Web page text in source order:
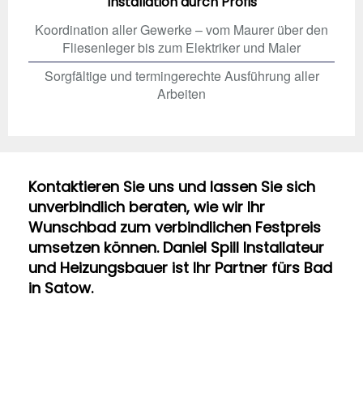
Koordination aller Gewerke – vom Maurer über den
Fliesenleger bis zum Elektriker und Maler
Sorgfältige und termingerechte Ausführung aller
Arbeiten
Kontaktieren Sie uns und lassen Sie sich
unverbindlich beraten, wie wir Ihr
Wunschbad zum verbindlichen Festpreis
umsetzen können. Daniel Spill Installateur
und Heizungsbauer ist Ihr Partner fürs Bad
in Satow.